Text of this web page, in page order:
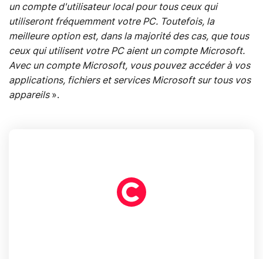
un compte d'utilisateur local pour tous ceux qui
utiliseront fréquemment votre PC. Toutefois, la
meilleure option est, dans la majorité des cas, que tous
ceux qui utilisent votre PC aient un compte Microsoft.
Avec un compte Microsoft, vous pouvez accéder à vos
applications, fichiers et services Microsoft sur tous vos
appareils ».